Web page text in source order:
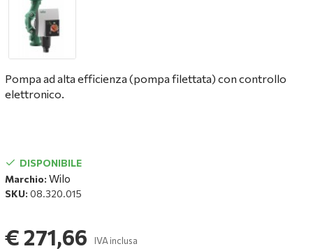
Pompa ad alta efficienza (pompa filettata) con controllo
elettronico.
DISPONIBILE
Marchio: Wilo
SKU: 08.320.015
€ 271,66 IVA inclusa